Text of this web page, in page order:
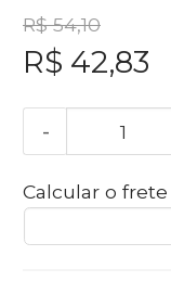
R$ 54,10
R$ 42,83
-
Calcular o frete